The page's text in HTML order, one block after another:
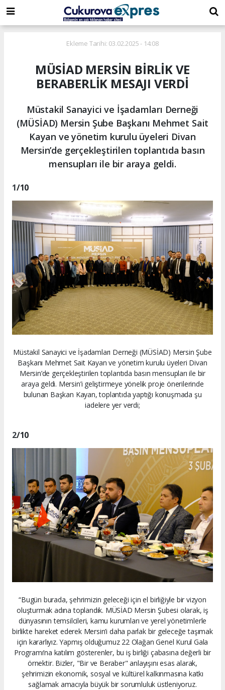
dini
chat
islami
chat
islami
sohbetler
Ekleme Tarihi: 03.02.2025 - 14:08
MÜSİAD MERSİN BİRLİK VE
BERABERLİK MESAJI VERDİ
Müstakil Sanayici ve İşadamları Derneği
(MÜSİAD) Mersin Şube Başkanı Mehmet Sait
Kayan ve yönetim kurulu üyeleri Divan
Mersin’de gerçekleştirilen toplantıda basın
mensupları ile bir araya geldi.
1/10
Müstakil Sanayici ve İşadamları Derneği (MÜSİAD) Mersin Şube
Başkanı Mehmet Sait Kayan ve yönetim kurulu üyeleri Divan
Mersin’de gerçekleştirilen toplantıda basın mensupları ile bir
araya geldi. Mersin’i geliştirmeye yönelik proje önerilerinde
bulunan Başkan Kayan, toplantıda yaptığı konuşmada şu
iadelere yer verdi;
2/10
“Bugün burada, şehrimizin geleceği için el birliğiyle bir vizyon
oluşturmak adına toplandık. MÜSİAD Mersin Şubesi olarak, iş
dünyasının temsilcileri, kamu kurumları ve yerel yönetimlerle
birlikte hareket ederek Mersin’i daha parlak bir geleceğe taşımak
için kararlıyız. Yapmış olduğumuz 22 Olağan Genel Kurul Gala
Programı’na katılım gösterenler, bu iş birliği çabasına değerli bir
örnektir. Bizler, "Bir ve Beraber" anlayışını esas alarak,
şehrimizin ekonomik, sosyal ve kültürel kalkınmasına katkı
sağlamak amacıyla büyük bir sorumluluk üstleniyoruz.